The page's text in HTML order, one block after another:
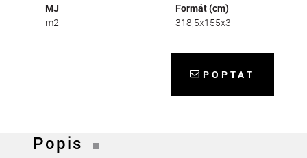
MJ
m2
Formát (cm)
318,5x155x3
POPTAT
Popis